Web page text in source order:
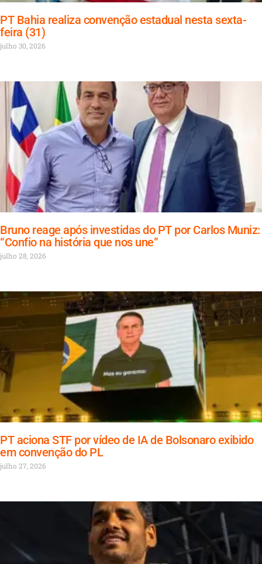
PT Bahia realiza convenção estadual nesta sexta-
feira (31)
julho 30, 2026
Bruno reage após investidas do PT por Carlos Muniz:
“Confio na história que nos une”
julho 28, 2026
PT aciona STF por vídeo de IA de Bolsonaro exibido
em convenção do PL
julho 27, 2026